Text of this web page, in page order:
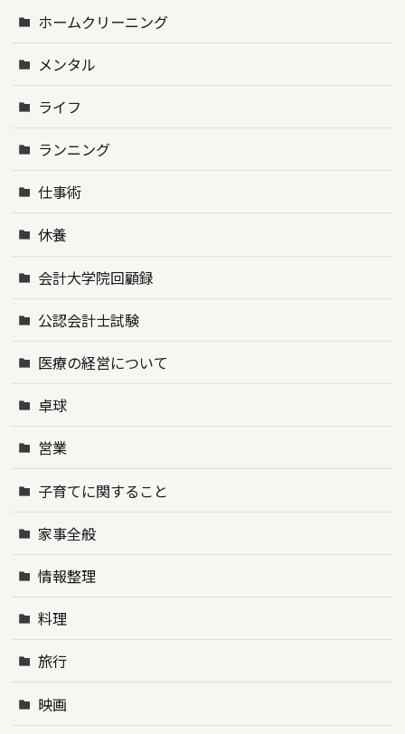
ホームクリーニング
メンタル
ライフ
ランニング
仕事術
休養
会計大学院回顧録
公認会計士試験
医療の経営について
卓球
営業
子育てに関すること
家事全般
情報整理
料理
旅行
映画